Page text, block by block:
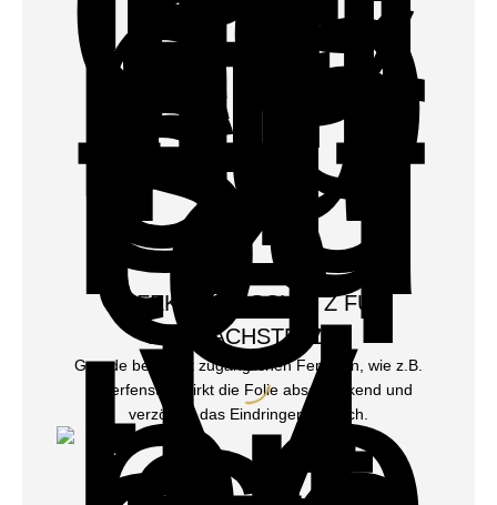
EFFEKTIVER SCHUTZ FÜR
SCHWACHSTELLEN
Gerade bei leicht zugänglichen Fenstern, wie z.B.
Kellerfenster, wirkt die Folie abschreckend und
verzögert das Eindringen deutlich.